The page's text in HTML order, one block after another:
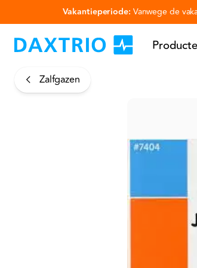
Vakantieperiode: Vanwege de
Zalfgazen